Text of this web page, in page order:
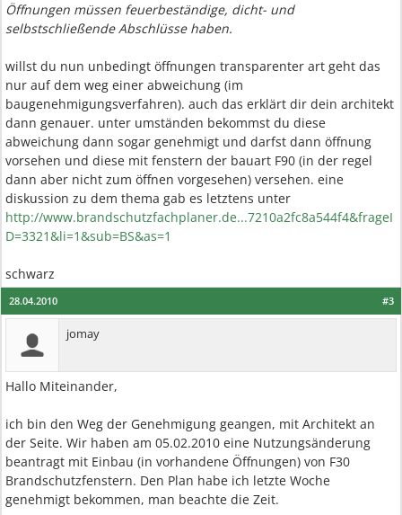
Öffnungen müssen feuerbeständige, dicht- und
selbstschließende Abschlüsse haben.
willst du nun unbedingt öffnungen transparenter art geht das
nur auf dem weg einer abweichung (im
baugenehmigungsverfahren). auch das erklärt dir dein architekt
dann genauer. unter umständen bekommst du diese
abweichung dann sogar genehmigt und darfst dann öffnung
vorsehen und diese mit fenstern der bauart F90 (in der regel
dann aber nicht zum öffnen vorgesehen) versehen. eine
diskussion zu dem thema gab es letztens unter
http://www.brandschutzfachplaner.de...7210a2fc8a544f4&frageI
D=3321&li=1&sub=BS&as=1
schwarz
#3
28.04.2010
jomay
Hallo Miteinander,
ich bin den Weg der Genehmigung geangen, mit Architekt an
der Seite. Wir haben am 05.02.2010 eine Nutzungsänderung
beantragt mit Einbau (in vorhandene Öffnungen) von F30
Brandschutzfenstern. Den Plan habe ich letzte Woche
genehmigt bekommen, man beachte die Zeit.